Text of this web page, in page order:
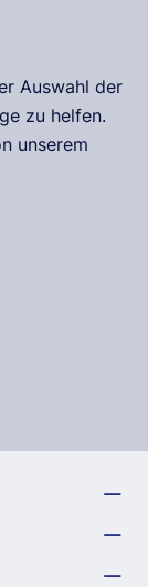
Auswahl der
zu helfen.
unserem